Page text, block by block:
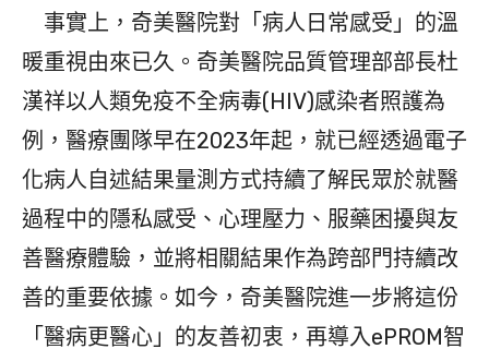
事實上，奇美醫院對「病人日常感受」的溫
暖重視由來已久。奇美醫院品質管理部部長杜
漢祥以人類免疫不全病毒(HIV)感染者照護為
例，醫療團隊早在2023年起，就已經透過電子
化病人自述結果量測方式持續了解民眾於就醫
過程中的隱私感受、心理壓力、服藥困擾與友
善醫療體驗，並將相關結果作為跨部門持續改
善的重要依據。如今，奇美醫院進一步將這份
「醫病更醫心」的友善初衷，再導入ePROM智